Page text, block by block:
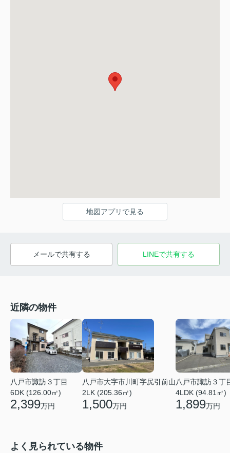
地図アプリで見る
メールで共有する LINEで共有する
近隣の物件
八戸市諏訪３丁目
6DK (126.00㎡)
2,399万円
八戸市大字市川町字尻引前山
2LK (205.36㎡)
1,500万円
八戸市諏訪３丁
4LDK (94.81㎡)
1,899万円
よく見られている物件